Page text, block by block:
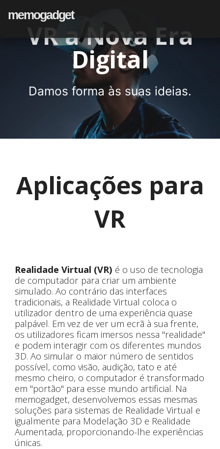
memogadget
VR a Nova Era
Digital
Damos forma às suas ideias.
Aplicações para
VR
Realidade Virtual (VR) é o uso de tecnologia
de computador para criar um ambiente
simulado. Ao contrário das interfaces
tradicionais, a Realidade Virtual coloca o
utilizador dentro de uma experiência quase
palpável. Em vez de ver um ecrã à sua frente,
os utilizadores ficam imersos nessa "realidade"
e podem interagir com os diferentes mundos
3D. Ao simular o maior número de sentidos
possível, como visão, audição, tato e até
mesmo cheiro, o computador é transformado
em "portão" para esse mundo artificial. Na
memogadget, desenvolvemos essas mesmas
soluções para sistemas de Realidade Virtual e
igualmente para Modelação 3D e Realidade
Aumentada, proporcionando-lhe experiências
únicas.